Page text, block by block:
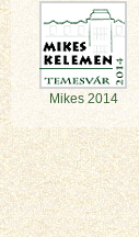
Mikes 2014